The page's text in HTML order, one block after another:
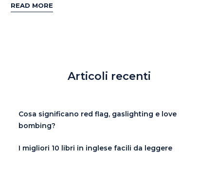
READ MORE
Articoli recenti
Cosa significano red flag, gaslighting e love
bombing?
I migliori 10 libri in inglese facili da leggere